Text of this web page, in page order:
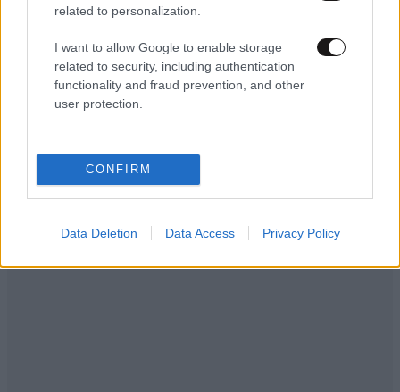
related to personalization.
I want to allow Google to enable storage
related to security, including authentication
functionality and fraud prevention, and other
user protection.
CONFIRM
Data Deletion Data Access Privacy Policy